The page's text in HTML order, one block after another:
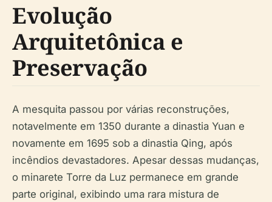
Evolução
Arquitetônica e
Preservação
A mesquita passou por várias reconstruções,
notavelmente em 1350 durante a dinastia Yuan e
novamente em 1695 sob a dinastia Qing, após
incêndios devastadores. Apesar dessas mudanças,
o minarete Torre da Luz permanece em grande
parte original, exibindo uma rara mistura de